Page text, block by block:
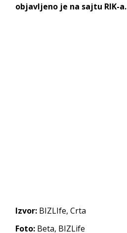
objavljeno je na sajtu RIK-a.
Izvor: BIZLIfe, Crta
Foto: Beta, BIZLife